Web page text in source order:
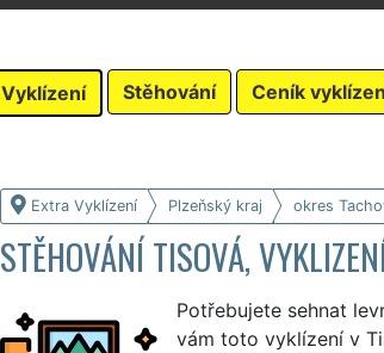
Vyklízení Stěhování Ceník
Extra Vyklízení Plzeňský kraj okres
STĚHOVÁNÍ TISOVÁ,
Potřebujete sehnat
vám toto vyklízení v